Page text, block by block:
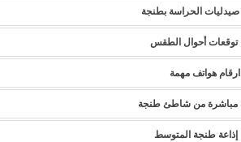
صيدليات الحراسة بطنجة
توقعات أحوال الطقس
ارقام هواتف مهمة
مباشرة من شاطئ طنجة
إذاعة طنجة المتوسط